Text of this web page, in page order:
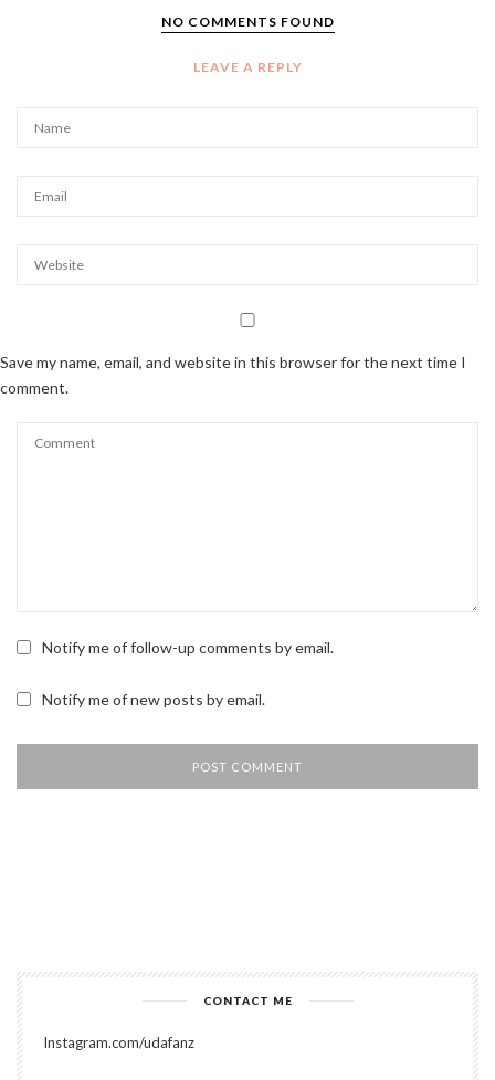
NO COMMENTS FOUND
LEAVE A REPLY
Save my name, email, and website in this browser for the next time I
comment.
Notify me of follow-up comments by email.
Notify me of new posts by email.
CONTACT ME
Instagram.com/udafanz